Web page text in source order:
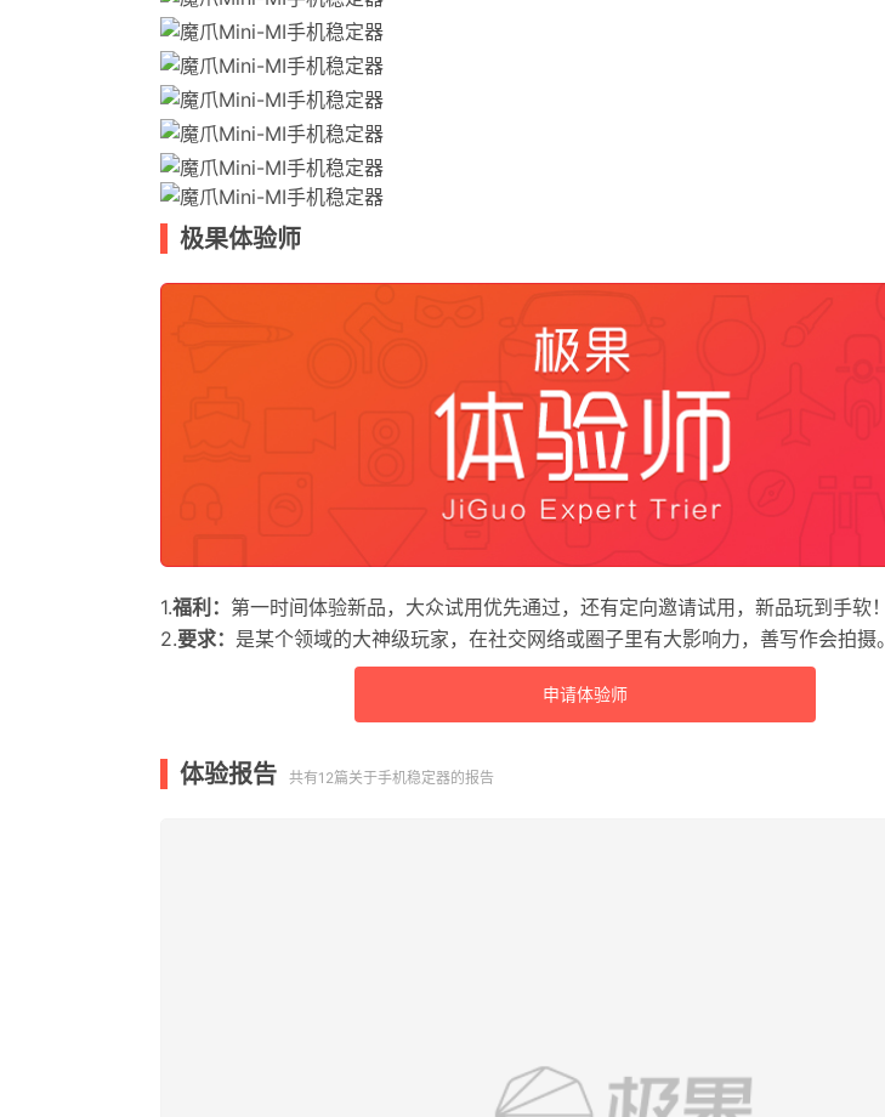
极果体验师
1.福利： 第一时间体验新品，大众试用优先通过，还有定向邀请试用，新品玩到手软！
2.要求： 是某个领域的大神级玩家，在社交网络或圈子里有大影响力，善写作会拍摄。
申请体验师
体验报告 共有12篇关于手机稳定器的报告